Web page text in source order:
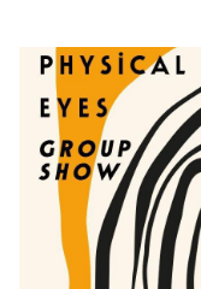
《超越物理之眼》〈
人的全權委託